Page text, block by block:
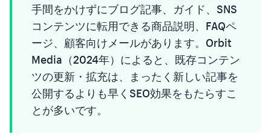
手間をかけずにブログ記事、ガイド、SNS
コンテンツに転用できる商品説明、FAQペ
ージ、顧客向けメールがあります。Orbit
Media（2024年）によると、既存コンテン
ツの更新・拡充は、まったく新しい記事を
公開するよりも早くSEO効果をもたらすこ
とが多いです。